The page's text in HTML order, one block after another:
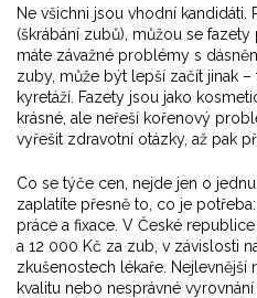
Ne všichni jsou vhodní kandidáti.
(škrábání zubů), můžou se
máte závažné problémy s
zuby, může být lepší začít jinak
kyretáží. Fazety jsou jako
krásné, ale neřeší kořenový
vyřešit zdravotní otázky, až pak
Co se týče cen, nejde jen o
zaplatíte přesně to, co je
práce a fixace. V České
a 12 000 Kč za zub, v závislosti
zkušenostech lékaře. Nejlevnější
kvalitu nebo nesprávné